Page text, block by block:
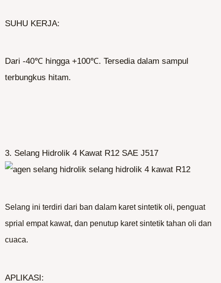
SUHU KERJA:
Dari -40℃ hingga +100℃. Tersedia dalam sampul
terbungkus hitam.
3. Selang Hidrolik 4 Kawat R12 SAE J517
Selang ini terdiri dari ban dalam karet sintetik oli, penguat
sprial empat kawat, dan penutup karet sintetik tahan oli dan
cuaca.
APLIKASI: